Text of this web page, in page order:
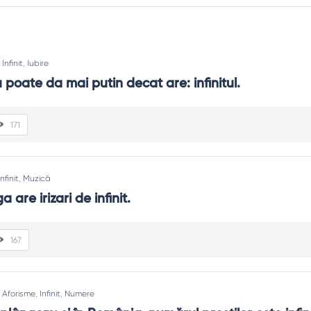
învață pas cu pas.
Infinit, Iubire
poate da mai putin decat are: infinitul.
171
, Muzică
are irizari de infinit.
167
Aforisme, Infinit, Numere